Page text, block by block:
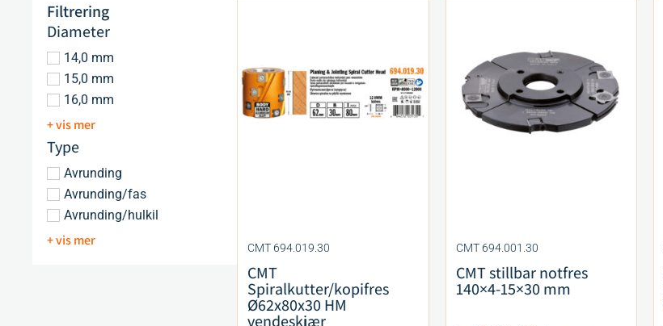
Filtrering
Diameter
14,0 mm
15,0 mm
16,0 mm
+ vis mer
Type
Avrunding
Avrunding/fas
Avrunding/hulkil
+ vis mer CMT 694.019.30
CMT
Spiralkutter/kopifres
Ø62x80x30 HM
vendeskjær
CMT 694.001.30
CMT stillbar notfres
140×4-15×30 mm